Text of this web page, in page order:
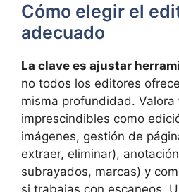
Cómo elegir el
adecuado
La clave es ajustar
no todos los editores
misma profundidad. Valora
imprescindibles como
imágenes, gestión de
extraer, eliminar),
subrayados, marcas) y